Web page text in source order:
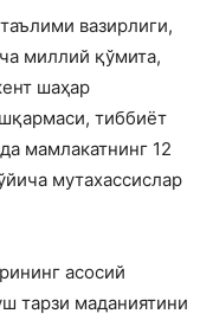
вазирлиги,
миллий қўмита,
шаҳар
тиббиёт
мамлакатнинг 12
мутахассислар
асосий
тарзи маданиятини